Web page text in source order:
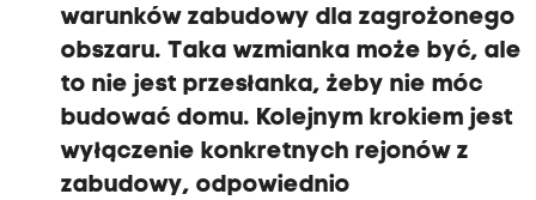
warunków zabudowy dla zagrożonego
obszaru. Taka wzmianka może być, ale
to nie jest przesłanka, żeby nie móc
budować domu. Kolejnym krokiem jest
wyłączenie konkretnych rejonów z
zabudowy, odpowiednio